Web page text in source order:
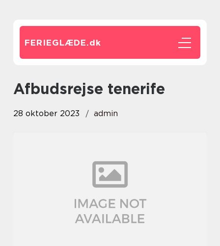
FERIEGLÆDE.dk
afbudsrejse tenerife
28 oktober 2023 admin